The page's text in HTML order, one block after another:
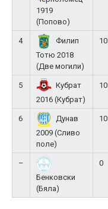
1919
(Попово)
4
Филип
Тотю 2018
(Две могили)
10
5
Кубрат
2016 (Кубрат)
10
6
Дунав
2009 (Сливо
поле)
10
–
Бенковски
(Бяла)
0